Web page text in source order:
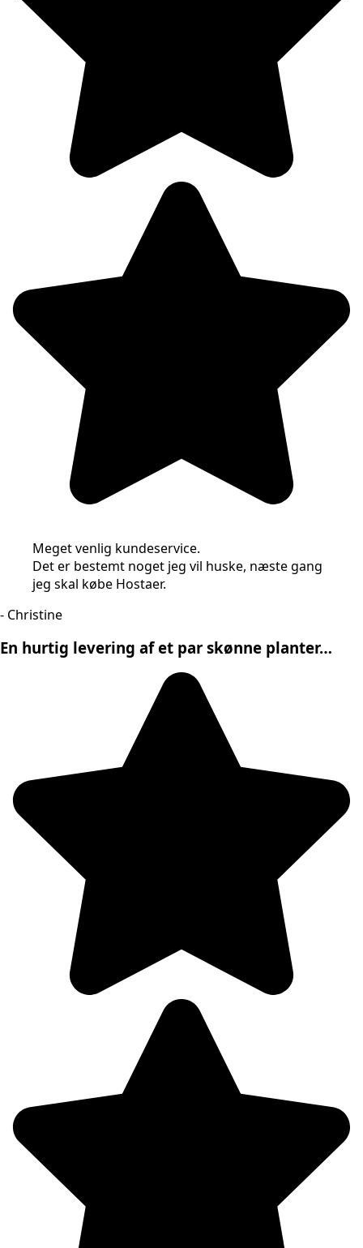
Meget venlig kundeservice.
Det er bestemt noget jeg vil huske, næste gang
jeg skal købe Hostaer.
- Christine
En hurtig levering af et par skønne planter…